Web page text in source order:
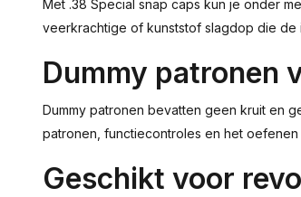
Met .38 Special snap caps kun je onder
veerkrachtige of kunststof slagdop die
Dummy patronen
Dummy patronen bevatten geen kruit en
patronen, functiecontroles en het
Geschikt voor